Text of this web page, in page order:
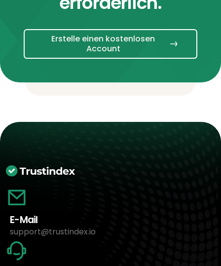
Erstelle einen kostenlosen
Account
E-Mail
support@trustindex.io